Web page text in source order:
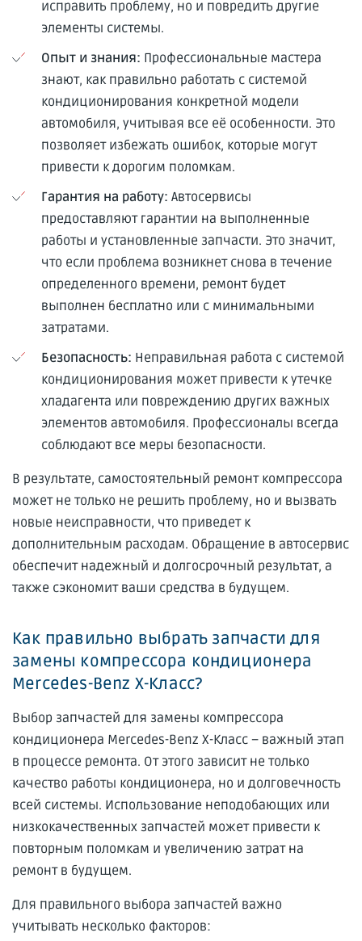
исправить проблему, но и повредить другие
элементы системы.
Опыт и знания: Профессиональные мастера
знают, как правильно работать с системой
кондиционирования конкретной модели
автомобиля, учитывая все её особенности. Это
позволяет избежать ошибок, которые могут
привести к дорогим поломкам.
Гарантия на работу: Автосервисы
предоставляют гарантии на выполненные
работы и установленные запчасти. Это значит,
что если проблема возникнет снова в течение
определенного времени, ремонт будет
выполнен бесплатно или с минимальными
затратами.
Безопасность: Неправильная работа с системой
кондиционирования может привести к утечке
хладагента или повреждению других важных
элементов автомобиля. Профессионалы всегда
соблюдают все меры безопасности.
В результате, самостоятельный ремонт компрессора
может не только не решить проблему, но и вызвать
новые неисправности, что приведет к
дополнительным расходам. Обращение в автосервис
обеспечит надежный и долгосрочный результат, а
также сэкономит ваши средства в будущем.
Как правильно выбрать запчасти для
замены компрессора кондиционера
Mercedes-Benz X-Класс?
Выбор запчастей для замены компрессора
кондиционера Mercedes-Benz X-Класс – важный этап
в процессе ремонта. От этого зависит не только
качество работы кондиционера, но и долговечность
всей системы. Использование неподобающих или
низкокачественных запчастей может привести к
повторным поломкам и увеличению затрат на
ремонт в будущем.
Для правильного выбора запчастей важно
учитывать несколько факторов: